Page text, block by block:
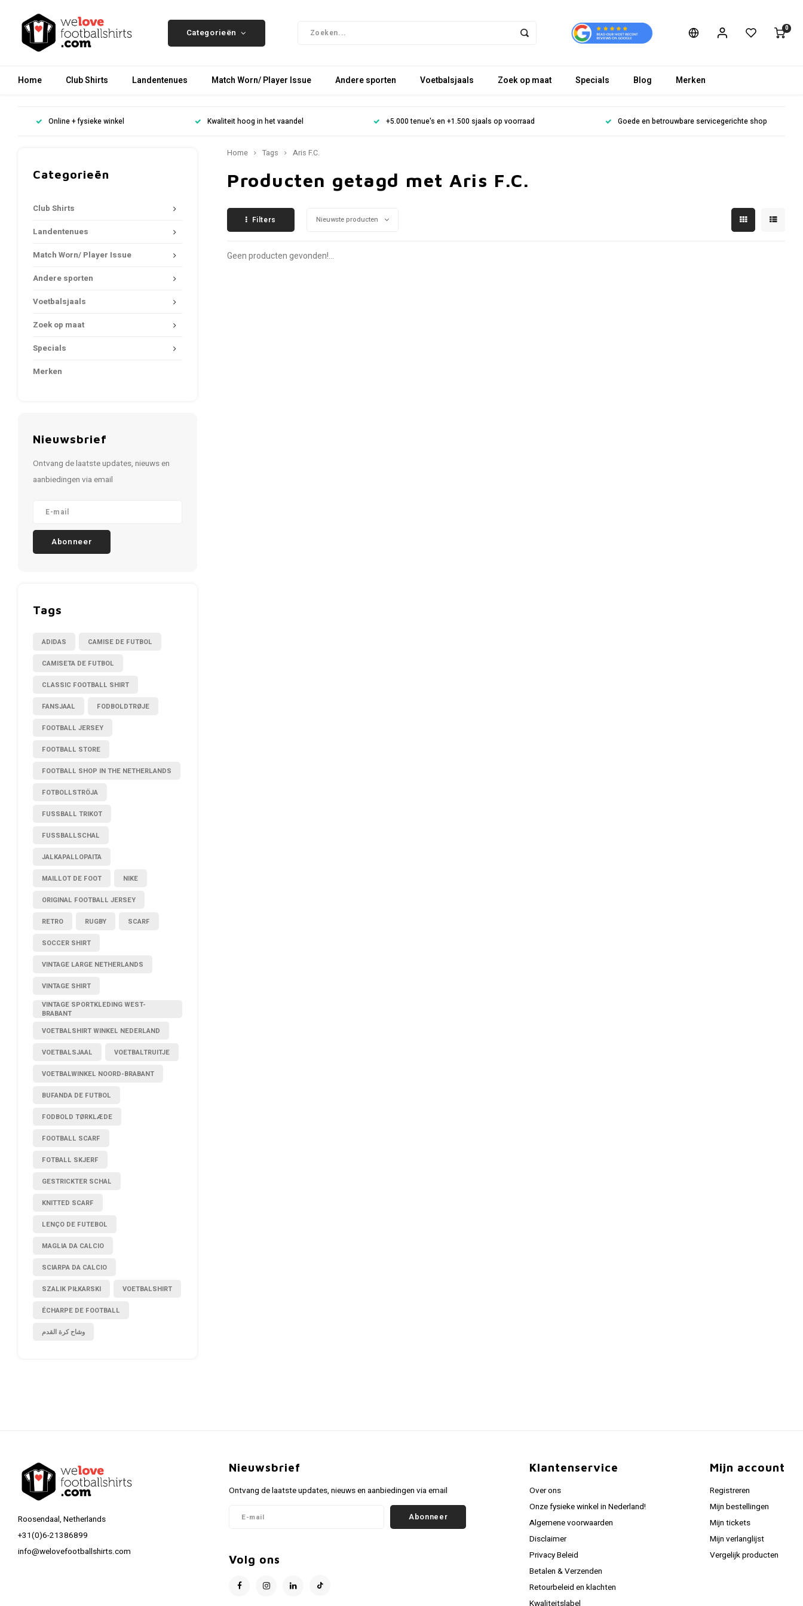
Categorieën 0
Home Club Shirts Landentenues Match Worn/ Player Issue Andere sporten Voetbalsjaals Zoek op maat Specials Blog Merken
Online + fysieke winkel Kwaliteit hoog in het vaandel +5.000 tenue's en +1.500 sjaals op voorraad Goede en betrouwbare servicegerichte shop
Categorieën
Club Shirts
Landentenues
Match Worn/ Player Issue
Andere sporten
Voetbalsjaals
Zoek op maat
Specials
Merken
Nieuwsbrief
Ontvang de laatste updates, nieuws en
aanbiedingen via email
Abonneer
Tags
ADIDAS CAMISE DE FUTBOL
CAMISETA DE FUTBOL
CLASSIC FOOTBALL SHIRT
FANSJAAL FODBOLDTRØJE
FOOTBALL JERSEY
FOOTBALL STORE
FOOTBALL SHOP IN THE NETHERLANDS
FOTBOLLSTRÖJA
FUSSBALL TRIKOT
FUSSBALLSCHAL
JALKAPALLOPAITA
MAILLOT DE FOOT NIKE
ORIGINAL FOOTBALL JERSEY
RETRO RUGBY SCARF
SOCCER SHIRT
VINTAGE LARGE NETHERLANDS
VINTAGE SHIRT
VINTAGE SPORTKLEDING WEST-
BRABANT
VOETBALSHIRT WINKEL NEDERLAND
VOETBALSJAAL VOETBALTRUITJE
VOETBALWINKEL NOORD-BRABANT
BUFANDA DE FUTBOL
FODBOLD TØRKLÆDE
FOOTBALL SCARF
FOTBALL SKJERF
GESTRICKTER SCHAL
KNITTED SCARF
LENÇO DE FUTEBOL
MAGLIA DA CALCIO
SCIARPA DA CALCIO
SZALIK PIŁKARSKI VOETBALSHIRT
ÉCHARPE DE FOOTBALL
وشاح كرة القدم
Home Tags Aris F.C.
Producten getagd met Aris F.C.
Filters Nieuwste producten
Geen producten gevonden!...
Roosendaal, Netherlands
+31(0)6-21386899
info@welovefootballshirts.com
Nieuwsbrief
Ontvang de laatste updates, nieuws en aanbiedingen via email
Abonneer
Volg ons
Klantenservice
Over ons
Onze fysieke winkel in Nederland!
Algemene voorwaarden
Disclaimer
Privacy Beleid
Betalen & Verzenden
Retourbeleid en klachten
Kwaliteitslabel
Mijn account
Registreren
Mijn bestellingen
Mijn tickets
Mijn verlanglijst
Vergelijk producten